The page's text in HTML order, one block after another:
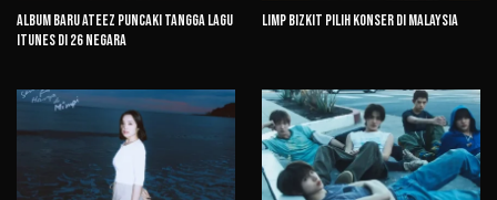
Album Baru ATEEZ Puncaki Tangga Lagu
iTunes di 26 Negara
Limp Bizkit Pilih Konser di Malaysia